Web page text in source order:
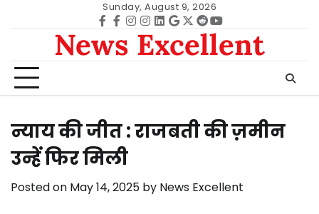
Sunday, August 9, 2026
Facebook
facebook
Instagram
instagram
Linkedin
google
Twitter
redditYoutube
News Excellent
न्याय की जीत : राजबती की ज़मीन
उन्हें फिर मिली
Posted on May 14, 2025 by News Excellent